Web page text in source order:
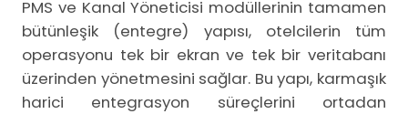
PMS ve Kanal Yöneticisi modüllerinin tamamen
bütünleşik (entegre) yapısı, otelcilerin tüm
operasyonu tek bir ekran ve tek bir veritabanı
üzerinden yönetmesini sağlar. Bu yapı, karmaşık
harici entegrasyon süreçlerini ortadan